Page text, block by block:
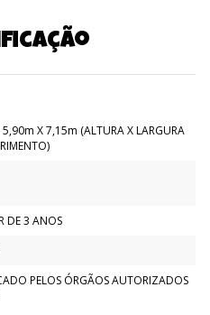
X 7,15m (ALTURA X LARGURA
DE 3 ANOS
PELOS ÓRGÃOS AUTORIZADOS